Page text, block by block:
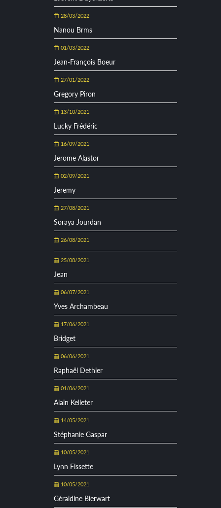
28/03/2022
Nanou Brms
01/03/2022
Jean-François Boeur
27/01/2022
Gregory Piron
13/10/2021
Lucky Frédéric
16/09/2021
Jerome Alastor
02/09/2021
Jeremy
27/08/2021
Soraya Jourdan
26/08/2021
25/08/2021
Jean
06/07/2021
Yves Archambeau
17/06/2021
Bridget
06/06/2021
Raphaël Dethier
01/06/2021
Alain Kelleter
14/05/2021
Stéphanie Gaspar
10/05/2021
Lynn Fissette
10/05/2021
Géraldine Bierwart